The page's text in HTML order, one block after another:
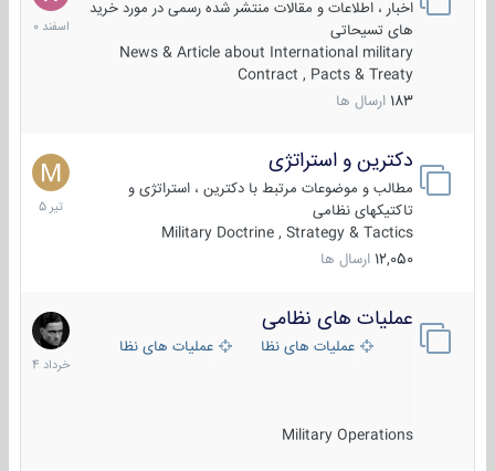
اخبار ، اطلاعات و مقالات منتشر شده رسمی در مورد خرید
های تسیحاتی
News & Article about International military
Contract , Pacts & Treaty
183 ارسال ها
1400
دکترین و استراتژی
مطالب و موضوعات مرتبط با دکترین ، استراتژی و
تاکتیکهای نظامی
Military Doctrine , Strategy & Tactics
12,050 ارسال ها
27
تیر
1405
عملیات های نظامی
عملیات های نظامی ایرانعملیات های نظامی خارجی
Military Operations
5
خرداد
1404